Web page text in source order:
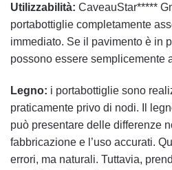
Utilizzabilità: CaveauStar*****
portabottiglie completamente
immediato. Se il pavimento è in
possono essere semplicemente
Legno: i portabottiglie sono
praticamente privo di nodi. Il
può presentare delle differenze
fabbricazione e l’uso accurati.
errori, ma naturali. Tuttavia,